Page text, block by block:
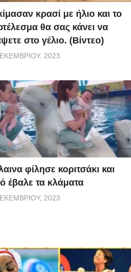
κρασί με ήλιο και το
θα σας κάνει να
στο γέλιο. (Βίντεο)
2023
φίλησε κοριτσάκι και
έβαλε τα κλάματα
2023